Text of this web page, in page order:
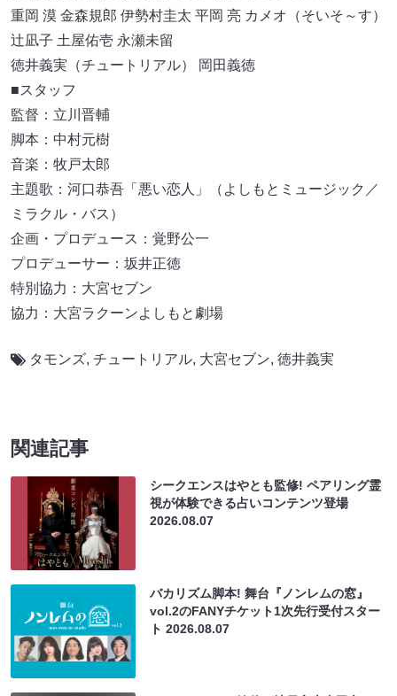
重岡 漠 金森規郎 伊勢村圭太 平岡 亮 カメオ（そいそ～す）
辻凪子 土屋佑壱 永瀬未留
徳井義実（チュートリアル） 岡田義徳
■スタッフ
監督：立川晋輔
脚本：中村元樹
音楽：牧戸太郎
主題歌：河口恭吾「悪い恋人」（よしもとミュージック／
ミラクル・バス）
企画・プロデュース：覚野公一
プロデューサー：坂井正徳
特別協力：大宮セブン
協力：大宮ラクーンよしもと劇場
タモンズ, チュートリアル, 大宮セブン, 徳井義実
関連記事
シークエンスはやとも監修! ペアリング霊
視が体験できる占いコンテンツ登場
2026.08.07
バカリズム脚本! 舞台『ノンレムの窓』
vol.2のFANYチケット1次先行受付スター
ト2026.08.07